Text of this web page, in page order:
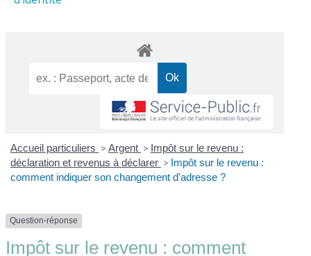
Accueil particuliers > Argent > Impôt sur le revenu :
déclaration et revenus à déclarer > Impôt sur le revenu :
comment indiquer son changement d'adresse ?
Question-réponse
Impôt sur le revenu : comment